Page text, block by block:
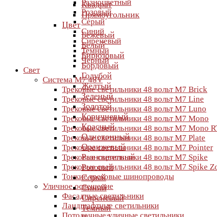
Разноцветный
Розовый
Серый
Синий
Сиреневый
Темный
Черный
Свет
Система M7 48V
Трековые светильники 48 вольт M7 Brick
Трековые светильники 48 вольт M7 Line
Трековые светильники 48 вольт M7 Luno
Трековые светильники 48 вольт M7 Mono
Трековые светильники 48 вольт M7 Mono
Трековые светильники 48 вольт M7 Plate
Трековые светильники 48 вольт M7 Pointer
Трековые светильники 48 вольт M7 Spike
Трековые светильники 48 вольт M7 Spike
Тонкие трековые шинопроводы
Уличное освещение
Фасадные светильники
Ландшафтные светильники
Квадрат
Прямоугольник
Цвет
Бежевый
Белый
Бирюзовый
Бордовый
Голубой
Желтый
Зеленый
Золотой
Коричневый
Красный
Однотонный
Оранжевый
Разноцветный
Розовый
Серый
Синий
Сиреневый
Темный